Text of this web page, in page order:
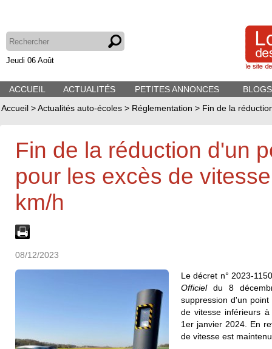
Jeudi 06 Août
ACCUEIL ACTUALITÉS PETITES ANNONCES
Accueil >Actualités auto-écoles > Réglementation > Fin de la
Fin de la réduction d'un
pour les excès de
km/h
08/12/2023
Le décret n° 2023-
Officieldu 8
suppression d'un
de vitesse inférieurs
1er janvier 2024. En
de vitesse est